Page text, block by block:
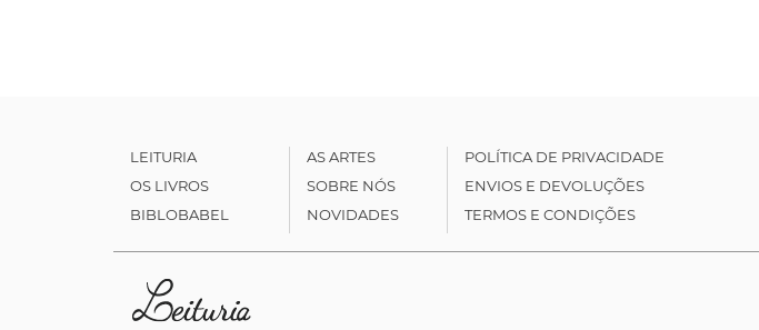
LEITURIA
OS LIVROS
BIBLOBABEL
AS ARTES
SOBRE NÓS
NOVIDADES
POLÍTICA DE PRIVACIDADE
ENVIOS E DEVOLUÇÕES
TERMOS E CONDIÇÕES